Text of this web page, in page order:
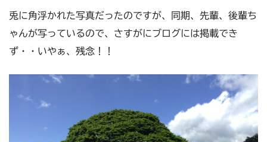
兎に角浮かれた写真だったのですが、同期、先輩、後輩ち
ゃんが写っているので、さすがにブログには掲載でき
ず・・いやぁ、残念！！